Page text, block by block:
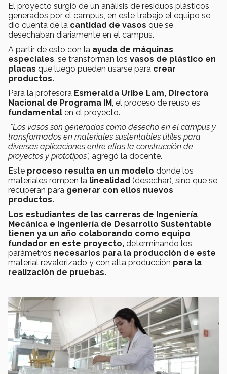
El proyecto surgió de un análisis de residuos plásticos
generados por el campus, en este trabajo el equipo se
dio cuenta de la cantidad de vasos que se
desechaban diariamente en el campus.
A partir de esto con la ayuda de máquinas
especiales, se transforman los vasos de plástico en
placas que luego pueden usarse para crear
productos.
Para la profesora Esmeralda Uribe Lam, Directora
Nacional de Programa IM, el proceso de reuso es
fundamental en el proyecto.
"Los vasos son generados como desecho en el campus y
transformados en materiales sustentables útiles para
diversas aplicaciones entre ellas la construcción de
proyectos y prototipos", agregó la docente.
Este proceso resulta en un modelo donde los
materiales rompen la linealidad (desechar), sino que se
recuperan para generar con ellos nuevos
productos.
Los estudiantes de las carreras de Ingeniería
Mecánica e Ingeniería de Desarrollo Sustentable
tienen ya un año colaborando como equipo
fundador en este proyecto, determinando los
parámetros necesarios para la producción de este
material revalorizado y con alta producción para la
realización de pruebas.